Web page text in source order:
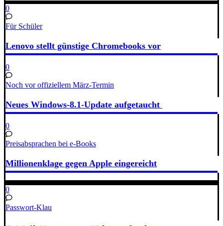
0
Für Schüler
Lenovo stellt günstige Chromebooks vor
0
Noch vor offiziellem März-Termin
Neues Windows-8.1-Update aufgetaucht
0
Preisabsprachen bei e-Books
Millionenklage gegen Apple eingereicht
0
Passwort-Klau